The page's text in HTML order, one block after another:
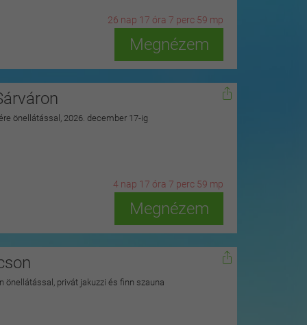
26 nap 17 óra 7 perc 57 mp
Megnézem
önellátással, 2026. december 17-ig
4 nap 17 óra 7 perc 57 mp
Megnézem
önellátással, privát jakuzzi és finn szauna